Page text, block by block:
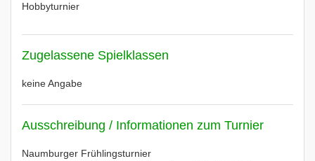
Hobbyturnier
Zugelassene Spielklassen
keine Angabe
Ausschreibung / Informationen zum Turnier
Naumburger Frühlingsturnier